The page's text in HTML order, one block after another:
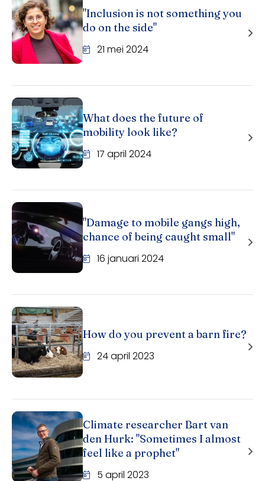
"Inclusion is not something you
do on the side"
21 mei 2024
What does the future of
mobility look like?
17 april 2024
"Damage to mobile gangs high,
chance of being caught small"
16 januari 2024
How do you prevent a barn fire?
24 april 2023
Climate researcher Bart van
den Hurk: "Sometimes I almost
feel like a prophet"
5 april 2023